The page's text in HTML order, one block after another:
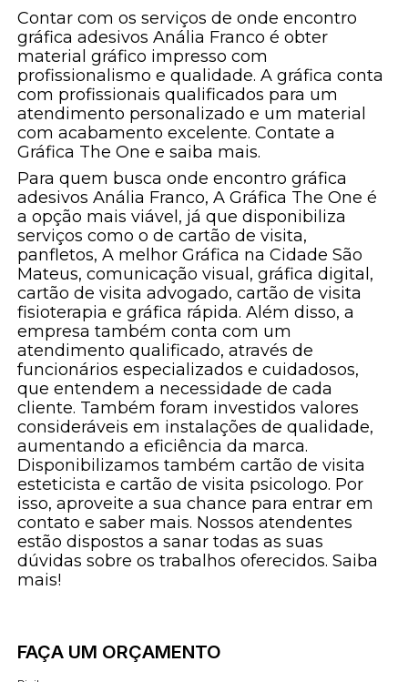
Contar com os serviços de onde encontro
gráfica adesivos Anália Franco é obter
material gráfico impresso com
profissionalismo e qualidade. A gráfica conta
com profissionais qualificados para um
atendimento personalizado e um material
com acabamento excelente. Contate a
Gráfica The One e saiba mais.
Para quem busca onde encontro gráfica
adesivos Anália Franco, A Gráfica The One é
a opção mais viável, já que disponibiliza
serviços como o de cartão de visita,
panfletos, A melhor Gráfica na Cidade São
Mateus, comunicação visual, gráfica digital,
cartão de visita advogado, cartão de visita
fisioterapia e gráfica rápida. Além disso, a
empresa também conta com um
atendimento qualificado, através de
funcionários especializados e cuidadosos,
que entendem a necessidade de cada
cliente. Também foram investidos valores
consideráveis em instalações de qualidade,
aumentando a eficiência da marca.
Disponibilizamos também cartão de visita
esteticista e cartão de visita psicologo. Por
isso, aproveite a sua chance para entrar em
contato e saber mais. Nossos atendentes
estão dispostos a sanar todas as suas
dúvidas sobre os trabalhos oferecidos. Saiba
mais!
FAÇA UM ORÇAMENTO